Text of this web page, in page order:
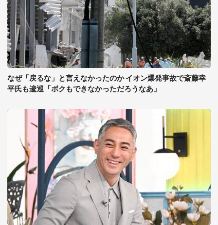
なぜ「戻るな」と言えなかったのか イオン爆発事故で斎藤幸
平氏も逡巡「ボクもできなかっただろうなあ」